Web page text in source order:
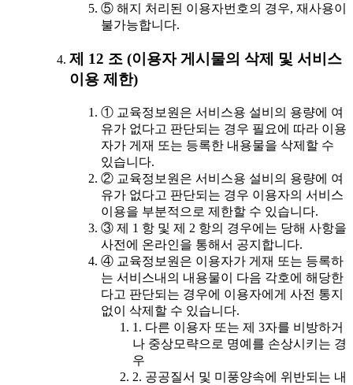
⑤ 해지 처리된 이용자번호의 경우, 재사용이
불가능합니다.
제 12 조 (이용자 게시물의 삭제 및 서비스
이용 제한)
① 교육정보원은 서비스용 설비의 용량에 여
유가 없다고 판단되는 경우 필요에 따라 이용
자가 게재 또는 등록한 내용물을 삭제할 수
있습니다.
② 교육정보원은 서비스용 설비의 용량에 여
유가 없다고 판단되는 경우 이용자의 서비스
이용을 부분적으로 제한할 수 있습니다.
③ 제 1 항 및 제 2 항의 경우에는 당해 사항을
사전에 온라인을 통해서 공지합니다.
④ 교육정보원은 이용자가 게재 또는 등록하
는 서비스내의 내용물이 다음 각호에 해당한
다고 판단되는 경우에 이용자에게 사전 통지
없이 삭제할 수 있습니다.
1. 다른 이용자 또는 제 3자를 비방하거
나 중상모략으로 명예를 손상시키는 경
우
2. 공공질서 및 미풍양속에 위반되는 내